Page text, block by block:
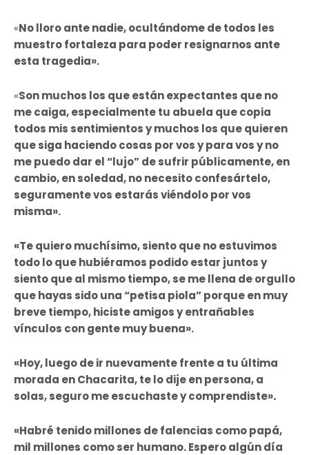
«No lloro ante nadie, ocultándome de todos les
muestro fortaleza para poder resignarnos ante
esta tragedia».
«Son muchos los que están expectantes que no
me caiga, especialmente tu abuela que copia
todos mis sentimientos y muchos los que quieren
que siga haciendo cosas por vos y para vos y no
me puedo dar el “lujo” de sufrir públicamente, en
cambio, en soledad, no necesito confesártelo,
seguramente vos estarás viéndolo por vos
misma».
«Te quiero muchísimo, siento que no estuvimos
todo lo que hubiéramos podido estar juntos y
siento que al mismo tiempo, se me llena de orgullo
que hayas sido una “petisa piola” porque en muy
breve tiempo, hiciste amigos y entrañables
vínculos con gente muy buena».
«Hoy, luego de ir nuevamente frente a tu última
morada en Chacarita, te lo dije en persona, a
solas, seguro me escuchaste y comprendiste».
«Habré tenido millones de falencias como papá,
mil millones como ser humano. Espero algún día